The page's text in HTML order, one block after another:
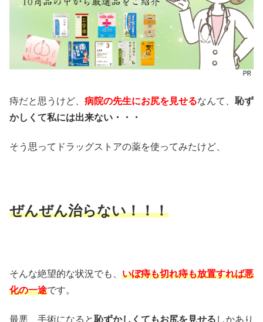
痔だと思うけど、 病院の先生にお尻を見せるなんて、 恥ず
かしくて私には出来ない・・・
そう思ってドラッグストアの薬を使ってみたけど、
ぜんぜん治らない！！！
そんな絶望的な状況でも、 いぼ痔も切れ痔も放置すれば悪
化の一途です。
最悪、手術になると恥ずかしくてもお尻を見せる しかあり